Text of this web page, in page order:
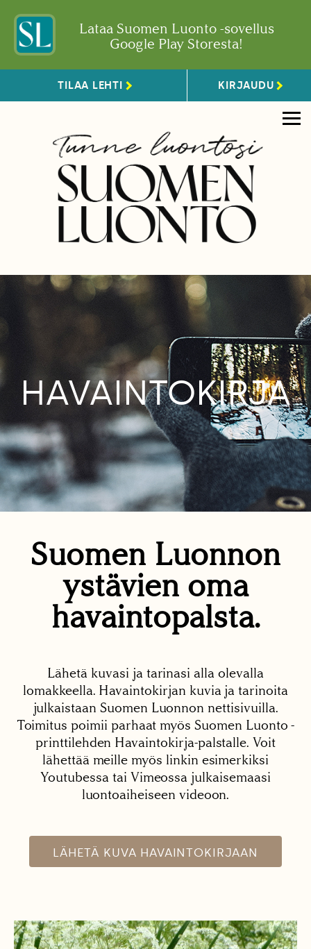
Lataa Suomen Luonto -sovellus
Google Play Storesta!
TILAA LEHTI KIRJAUDU
HAVAINTOKIRJA
Suomen Luonnon
ystävien oma
havaintopalsta.
Lähetä kuvasi ja tarinasi alla olevalla
lomakkeella. Havaintokirjan kuvia ja tarinoita
julkaistaan Suomen Luonnon nettisivuilla.
Toimitus poimii parhaat myös Suomen Luonto -
printtilehden Havaintokirja-palstalle. Voit
lähettää meille myös linkin esimerkiksi
Youtubessa tai Vimeossa julkaisemaasi
luontoaiheiseen videoon.
LÄHETÄ KUVA HAVAINTOKIRJAAN